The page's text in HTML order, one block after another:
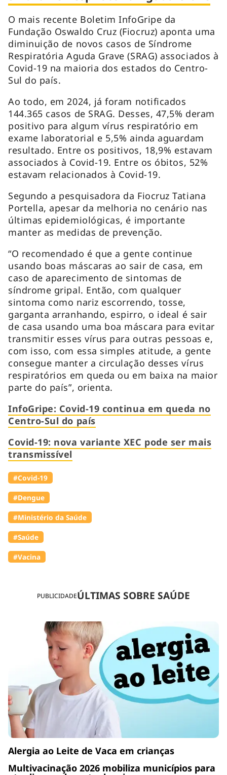
PUBLICIDADEÚLTIMAS SOBRE SAÚDE
Alergia ao Leite de Vaca em crianças
Multivacinação 2026 mobiliza municípios para
O mais recente Boletim InfoGripe da
Fundação Oswaldo Cruz (Fiocruz) aponta uma
diminuição de novos casos de Síndrome
Respiratória Aguda Grave (SRAG) associados à
Covid-19 na maioria dos estados do Centro-
Sul do país.
Ao todo, em 2024, já foram notificados
144.365 casos de SRAG. Desses, 47,5% deram
positivo para algum vírus respiratório em
exame laboratorial e 5,5% ainda aguardam
resultado. Entre os positivos, 18,9% estavam
associados à Covid-19. Entre os óbitos, 52%
estavam relacionados à Covid-19.
Segundo a pesquisadora da Fiocruz Tatiana
Portella, apesar da melhoria no cenário nas
últimas epidemiológicas, é importante
manter as medidas de prevenção.
“O recomendado é que a gente continue
usando boas máscaras ao sair de casa, em
caso de aparecimento de sintomas de
síndrome gripal. Então, com qualquer
sintoma como nariz escorrendo, tosse,
garganta arranhando, espirro, o ideal é sair
de casa usando uma boa máscara para evitar
transmitir esses vírus para outras pessoas e,
com isso, com essa simples atitude, a gente
consegue manter a circulação desses vírus
respiratórios em queda ou em baixa na maior
parte do país”, orienta.
InfoGripe: Covid-19 continua em queda no
Centro-Sul do país
Covid-19: nova variante XEC pode ser mais
transmissível
#Covid-19
#Dengue
#Ministério da Saúde
#Saúde
#Vacina